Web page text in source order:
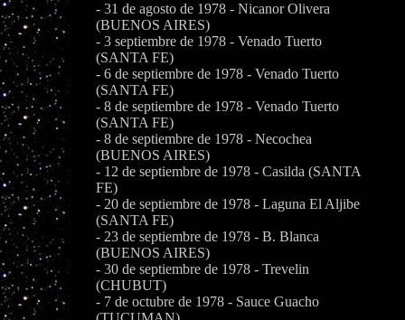
- 31 de agosto de 1978 - Nicanor Olivera
(BUENOS AIRES)
- 3 septiembre de 1978 - Venado Tuerto
(SANTA FE)
- 6 de septiembre de 1978 - Venado Tuerto
(SANTA FE)
- 8 de septiembre de 1978 - Venado Tuerto
(SANTA FE)
- 8 de septiembre de 1978 - Necochea
(BUENOS AIRES)
- 12 de septiembre de 1978 - Casilda (SANTA
FE)
- 20 de septiembre de 1978 - Laguna El Aljibe
(SANTA FE)
- 23 de septiembre de 1978 - B. Blanca
(BUENOS AIRES)
- 30 de septiembre de 1978 - Trevelin
(CHUBUT)
- 7 de octubre de 1978 - Sauce Guacho